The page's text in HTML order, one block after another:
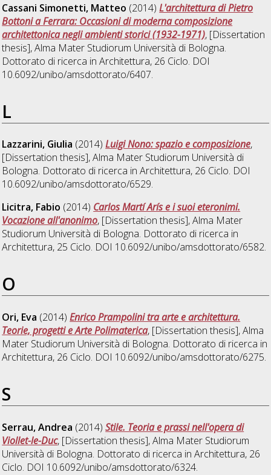
Cassani Simonetti, Matteo (2014)L'architettura di Pietro
Bottoni a Ferrara: Occasioni di moderna composizione
architettonica negli ambienti storici (1932-1971), [Dissertation
thesis], Alma Mater Studiorum Università di Bologna.
Dottorato di ricerca inArchitettura, 26 Ciclo. DOI
10.6092/unibo/amsdottorato/6407.
L
Lazzarini, Giulia (2014)Luigi Nono: spazio e composizione,
[Dissertation thesis], Alma Mater Studiorum Università di
Bologna. Dottorato di ricerca inArchitettura, 26 Ciclo. DOI
10.6092/unibo/amsdottorato/6529.
Licitra, Fabio (2014) Carlos Martí Arís e i suoi eteronimi.
Vocazione all'anonimo, [Dissertation thesis], Alma Mater
Studiorum Università di Bologna. Dottorato di ricerca in
Architettura, 25 Ciclo. DOI 10.6092/unibo/amsdottorato/6582.
O
Ori, Eva (2014)Enrico Prampolini tra arte e architettura.
Teorie, progetti e Arte Polimaterica, [Dissertation thesis], Alma
Mater Studiorum Università di Bologna. Dottorato di ricerca in
Architettura, 26 Ciclo. DOI 10.6092/unibo/amsdottorato/6275.
S
Serrau, Andrea (2014)Stile. Teoria e prassi nell'opera di
Viollet-le-Duc, [Dissertation thesis], Alma Mater Studiorum
Università di Bologna. Dottorato di ricerca inArchitettura, 26
Ciclo. DOI 10.6092/unibo/amsdottorato/6324.